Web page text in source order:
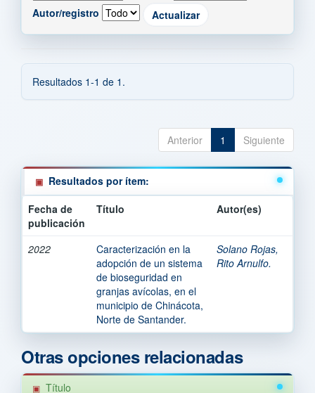
Autor/registro
Resultados 1-1 de 1.
Anterior 1 Siguiente
Resultados por ítem:
Fecha de
publicación
Título Autor(es)
2022
Caracterización en la
adopción de un sistema
de bioseguridad en
granjas avícolas, en el
municipio de Chinácota,
Norte de Santander.
Solano Rojas,
Rito Arnulfo.
Otras opciones relacionadas
Título